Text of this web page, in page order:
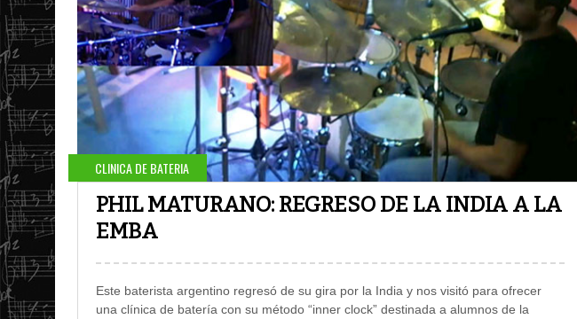
CLINICA DE BATERIA
PHIL MATURANO: REGRESO DE LA INDIA A LA
EMBA
Este baterista argentino regresó de su gira por la India y nos visitó para ofrecer
una clínica de batería con su método “inner clock” destinada a alumnos de la